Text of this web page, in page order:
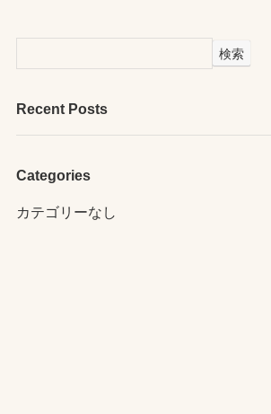
検索
Recent Posts
Categories
カテゴリーなし